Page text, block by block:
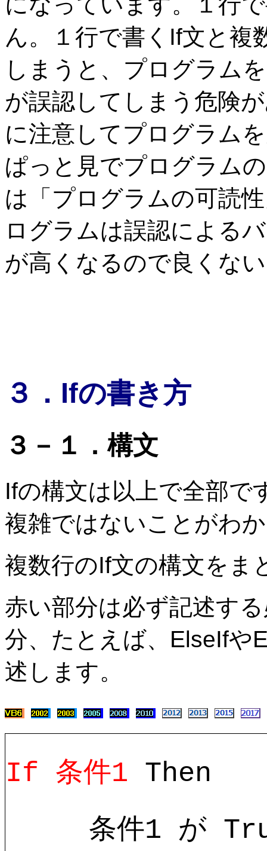
ん。１行で書くIf文と複
しまうと、プログラム
が誤認してしまう危険
に注意してプログラム
ぱっと見でプログラム
は「プログラムの可読
ログラムは誤認による
が高くなるので良くな
３．Ifの書き方
３－１．構文
Ifの構文は以上で全部で
複雑ではないことがわ
複数行のIf文の構文をま
赤い部分は必ず記述す
分、たとえば、ElseIfや
述します。
If 条件1 Then
条件1 が True